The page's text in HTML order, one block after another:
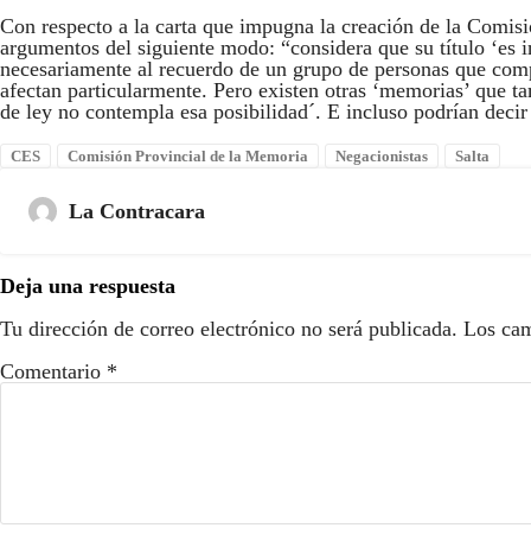
Con respecto a la carta que impugna la creación de la
argumentos del siguiente modo: “considera que su título
necesariamente al recuerdo de un grupo de personas que
afectan particularmente. Pero existen otras ‘memorias’ que
de ley no contempla esa posibilidad´. E incluso podrían decir
CES Comisión Provincial de la Memoria Negacionistas Salta
La Contracara
Deja una respuesta
Tu dirección de correo electrónico no será publicada. Los
Comentario *